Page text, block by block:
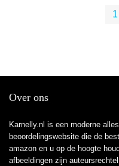
1
Over ons
Karnelly.nl is een moderne
beoordelingswebsite die de
amazon en u op de hoogte
afbeeldingen zijn